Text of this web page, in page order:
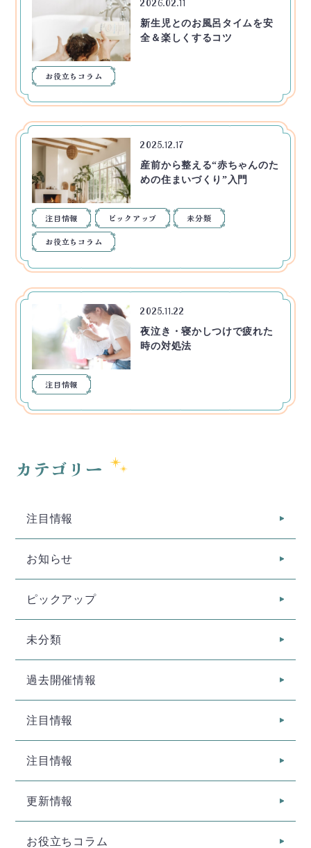
2026.02.11
新生児とのお風呂タイムを安
全＆楽しくするコツ
お役立ちコラム
2025.12.17
産前から整える“赤ちゃんのた
めの住まいづくり”入門
注目情報 ピックアップ 未分類
お役立ちコラム
2025.11.22
夜泣き・寝かしつけで疲れた
時の対処法
注目情報
カテゴリー
注目情報
お知らせ
ピックアップ
未分類
過去開催情報
注目情報
注目情報
更新情報
お役立ちコラム